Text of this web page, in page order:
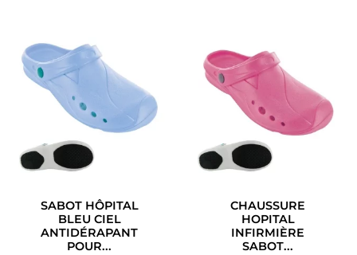
SABOT HÔPITAL
BLEU CIEL
ANTIDÉRAPANT
POUR...
CHAUSSURE
HOPITAL
INFIRMIÈRE
SABOT...